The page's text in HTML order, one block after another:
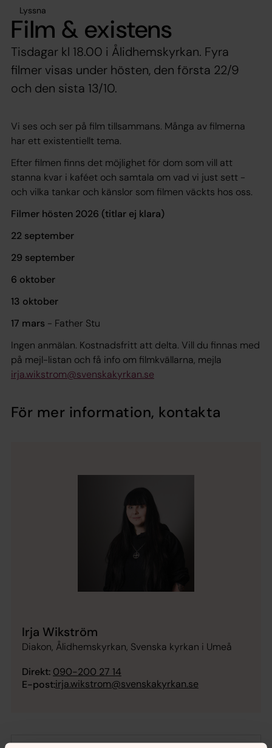
Lyssna
Film & existens
Tisdagar kl 18.00 i Ålidhemskyrkan. Fyra
filmer visas under hösten, den första 22/9
och den sista 13/10.
Vi ses och ser på film tillsammans. Många av filmerna
har ett existentiellt tema.
Efter filmen finns det möjlighet för dom som vill att
stanna kvar i kaféet och samtala om vad vi just sett -
och vilka tankar och känslor som filmen väckts hos oss.
Filmer hösten 2026 (titlar ej klara)
22 september
29 september
6 oktober
13 oktober
17 mars - Father Stu
Ingen anmälan. Kostnadsfritt att delta. Vill du finnas med
på mejl-listan och få info om filmkvällarna, mejla
irja.wikstrom@svenskakyrkan.se
För mer information, kontakta
Irja Wikström
Diakon, Ålidhemskyrkan, Svenska kyrkan i Umeå
Direkt: 090-200 27 14
E-post:irja.wikstrom@svenskakyrkan.se